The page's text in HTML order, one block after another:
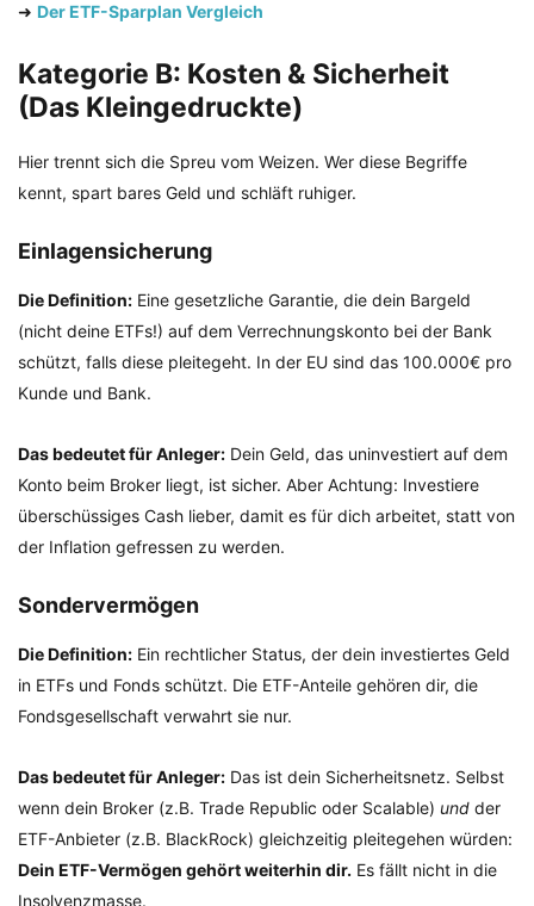
➜ Der ETF-Sparplan Vergleich
Kategorie B: Kosten & Sicherheit
(Das Kleingedruckte)
Hier trennt sich die Spreu vom Weizen. Wer diese Begriffe
kennt, spart bares Geld und schläft ruhiger.
Einlagensicherung
Die Definition: Eine gesetzliche Garantie, die dein Bargeld
(nicht deine ETFs!) auf dem Verrechnungskonto bei der Bank
schützt, falls diese pleitegeht. In der EU sind das 100.000€ pro
Kunde und Bank.
Das bedeutet für Anleger: Dein Geld, das uninvestiert auf dem
Konto beim Broker liegt, ist sicher. Aber Achtung: Investiere
überschüssiges Cash lieber, damit es für dich arbeitet, statt von
der Inflation gefressen zu werden.
Sondervermögen
Die Definition: Ein rechtlicher Status, der dein investiertes Geld
in ETFs und Fonds schützt. Die ETF-Anteile gehören dir, die
Fondsgesellschaft verwahrt sie nur.
Das bedeutet für Anleger: Das ist dein Sicherheitsnetz. Selbst
wenn dein Broker (z.B. Trade Republic oder Scalable) und der
ETF-Anbieter (z.B. BlackRock) gleichzeitig pleitegehen würden:
Dein ETF-Vermögen gehört weiterhin dir. Es fällt nicht in die
Insolvenzmasse.